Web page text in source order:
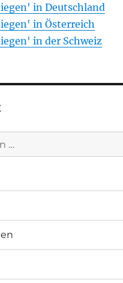
in Deutschland
in Österreich
in der Schweiz